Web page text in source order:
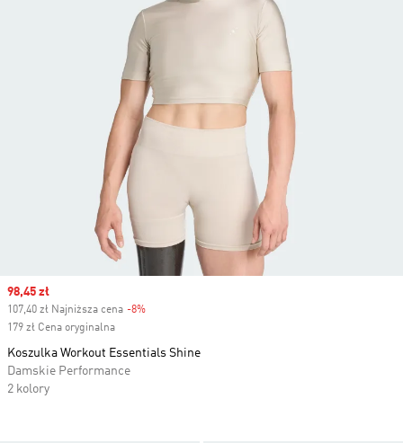
Sale price
98,45 zł
107,40 zł Najniższa cena -8%
179 zł Cena oryginalna
Koszulka Workout Essentials Shine
Damskie Performance
2 kolory